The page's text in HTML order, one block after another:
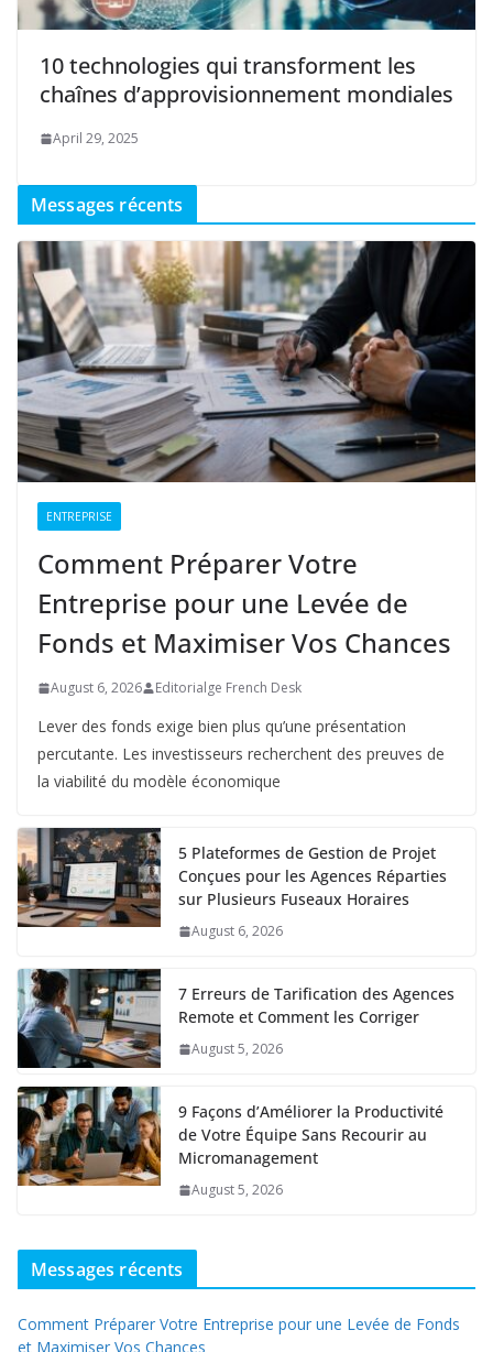
10 technologies qui transforment les
chaînes d’approvisionnement mondiales
April 29, 2025
Messages récents
ENTREPRISE
Comment Préparer Votre
Entreprise pour une Levée de
Fonds et Maximiser Vos Chances
August 6, 2026 Editorialge French Desk
Lever des fonds exige bien plus qu’une présentation
percutante. Les investisseurs recherchent des preuves de
la viabilité du modèle économique
5 Plateformes de Gestion de Projet
Conçues pour les Agences Réparties
sur Plusieurs Fuseaux Horaires
August 6, 2026
7 Erreurs de Tarification des Agences
Remote et Comment les Corriger
August 5, 2026
9 Façons d’Améliorer la Productivité
de Votre Équipe Sans Recourir au
Micromanagement
August 5, 2026
Messages récents
Comment Préparer Votre Entreprise pour une Levée de Fonds
et Maximiser Vos Chances